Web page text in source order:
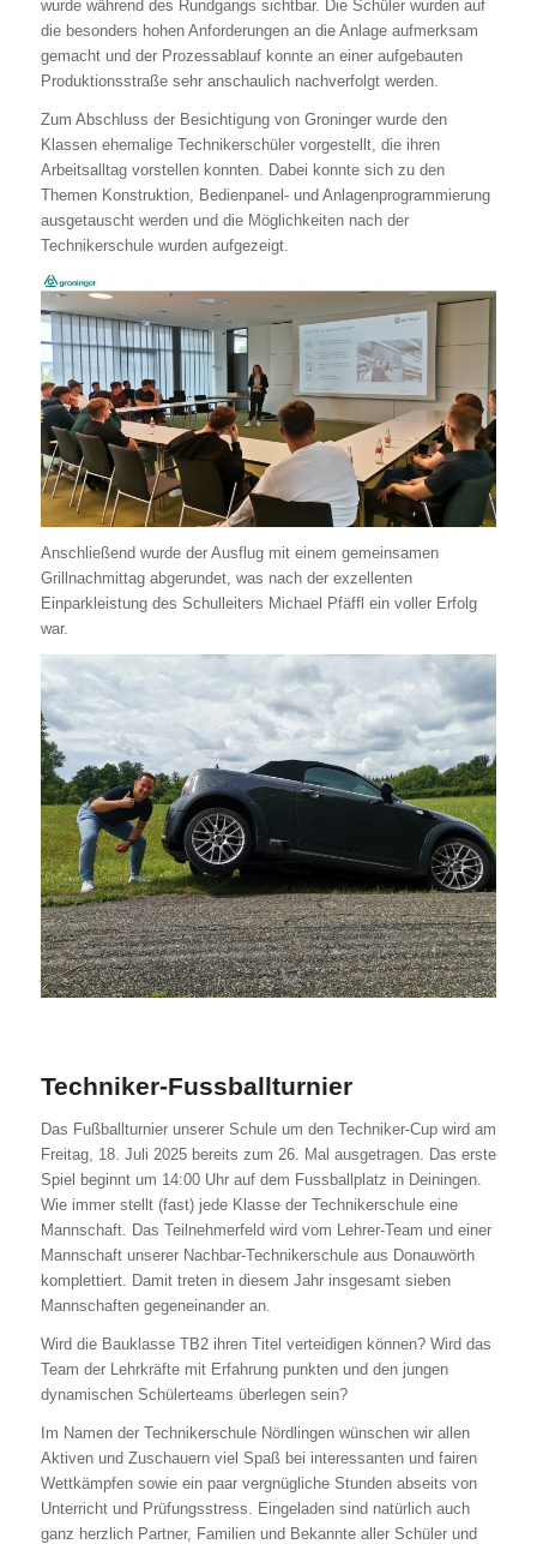
wurde während des Rundgangs sichtbar. Die Schüler wurden auf
die besonders hohen Anforderungen an die Anlage aufmerksam
gemacht und der Prozessablauf konnte an einer aufgebauten
Produktionsstraße sehr anschaulich nachverfolgt werden.
Zum Abschluss der Besichtigung von Groninger wurde den
Klassen ehemalige Technikerschüler vorgestellt, die ihren
Arbeitsalltag vorstellen konnten. Dabei konnte sich zu den
Themen Konstruktion, Bedienpanel- und Anlagenprogrammierung
ausgetauscht werden und die Möglichkeiten nach der
Technikerschule wurden aufgezeigt.
Anschließend wurde der Ausflug mit einem gemeinsamen
Grillnachmittag abgerundet, was nach der exzellenten
Einparkleistung des Schulleiters Michael Pfäffl ein voller Erfolg
war.
Techniker-Fussballturnier
Das Fußballturnier unserer Schule um den Techniker-Cup wird am
Freitag, 18. Juli 2025 bereits zum 26. Mal ausgetragen. Das erste
Spiel beginnt um 14:00 Uhr auf dem Fussballplatz in Deiningen.
Wie immer stellt (fast) jede Klasse der Technikerschule eine
Mannschaft. Das Teilnehmerfeld wird vom Lehrer-Team und einer
Mannschaft unserer Nachbar-Technikerschule aus Donauwörth
komplettiert. Damit treten in diesem Jahr insgesamt sieben
Mannschaften gegeneinander an.
Wird die Bauklasse TB2 ihren Titel verteidigen können? Wird das
Team der Lehrkräfte mit Erfahrung punkten und den jungen
dynamischen Schülerteams überlegen sein?
Im Namen der Technikerschule Nördlingen wünschen wir allen
Aktiven und Zuschauern viel Spaß bei interessanten und fairen
Wettkämpfen sowie ein paar vergnügliche Stunden abseits von
Unterricht und Prüfungsstress. Eingeladen sind natürlich auch
ganz herzlich Partner, Familien und Bekannte aller Schüler und